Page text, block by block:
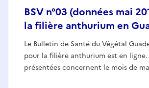
BSV n°03 (données mai
la filière anthurium en
Le Bulletin de Santé du Végétal
pour la filière anthurium est en ligne.
présentées concernent le mois de